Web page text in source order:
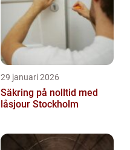
29 januari 2026
Säkring på nolltid med
låsjour Stockholm